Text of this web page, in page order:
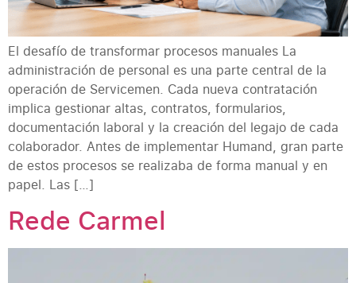
El desafío de transformar procesos manuales La
administración de personal es una parte central de la
operación de Servicemen. Cada nueva contratación
implica gestionar altas, contratos, formularios,
documentación laboral y la creación del legajo de cada
colaborador. Antes de implementar Humand, gran parte
de estos procesos se realizaba de forma manual y en
papel. Las […]
Rede Carmel